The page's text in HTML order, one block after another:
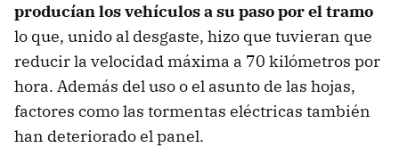
producían los vehículos a su paso por el tramo
lo que, unido al desgaste, hizo que tuvieran que
reducir la velocidad máxima a 70 kilómetros por
hora. Además del uso o el asunto de las hojas,
factores como las tormentas eléctricas también
han deteriorado el panel.